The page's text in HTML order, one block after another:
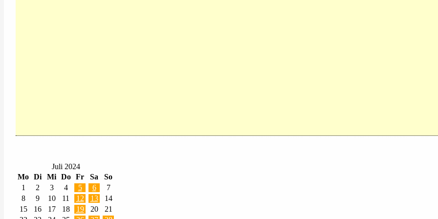
Juli 2024
Mo Di Mi Do Fr Sa
So
1
2 3 4 5 6
7
8
9 10 11 12 13
14
15
16 17 18 19 20
21